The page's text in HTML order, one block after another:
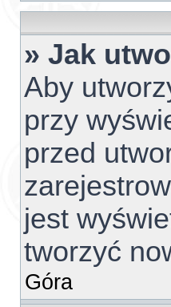
» Jak
Aby
przy
przed
jest
tworzyć
Góra